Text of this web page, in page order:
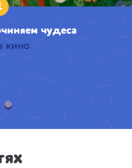
чудеса
кино